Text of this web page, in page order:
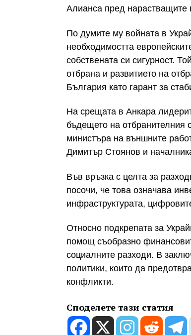
Алианса пред нарастващите
По думите му войната в
необходимостта
собствената си сигурност.
отбрана и развитието на
България като гарант за
На срещата в Анкара
бъдещето на отбранителния
министъра на външните
Димитър Стоянов и
Във връзка с целта за
посочи, че това означава
инфраструктурата,
Относно подкрепата за
помощ съобразно
социалните разходи. В
политики, които да
конфликти.
Споделете тази статия